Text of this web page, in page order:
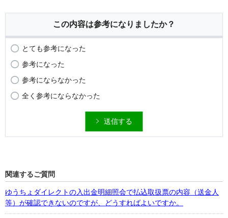
この内容は参考になりましたか？
とても参考になった
参考になった
参考にならなかった
全く参考にならなかった
送信する
関連するご質問
ゆうちょダイレクトの入出金明細照会で払込取扱票の内容（送金人
等）が確認できないのですが、どうすればよいですか。